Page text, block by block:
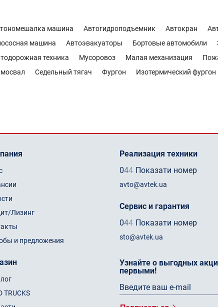
машина Автогидроподъемник Автокран
машина
Автоэвакуаторы Бортовые автомобили
техника
Мусоровоз Малая механизация
Седельный тягач Фургон Изотермический фургон
Лизинг
и предложения
TRUCKS
Реализация техники
044 Показати номер
avto@avtek.ua
Сервис и гарантия
044 Показати номер
sto@avtek.ua
Узнайте о выгодных
первыми!